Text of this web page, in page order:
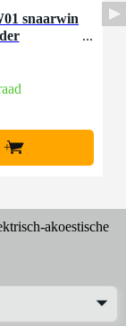
snaarwin
der
+
akoestische